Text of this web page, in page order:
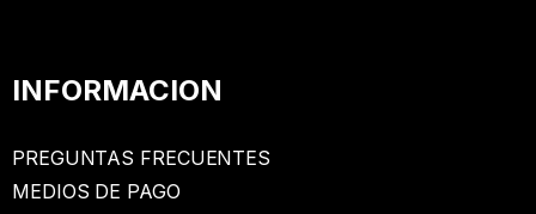
INFORMACION
PREGUNTAS FRECUENTES
MEDIOS DE PAGO